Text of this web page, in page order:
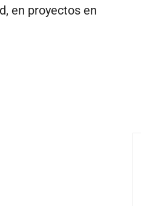
en proyectos en